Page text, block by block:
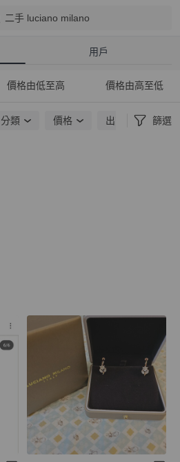
二手 luciano milano
用戶
價格由低至高 價格由高至低
分類 價格 出貨地點 篩選